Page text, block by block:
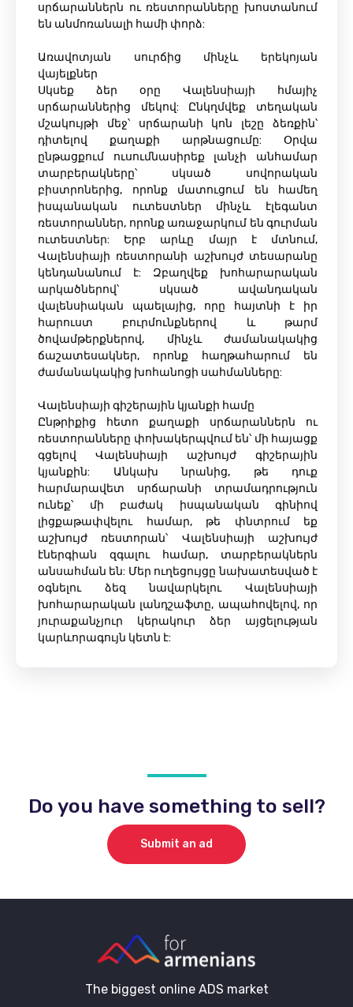
սրճարաններն ու ռեստորանները խոստանում
են անմոռանալի համի փորձ:
Առավոտյան սուրճից մինչև երեկոյան
վայելքներ
Սկսեք ձեր օրը Վալենսիայի հմայիչ
սրճարաններից մեկով: Ընկղմվեք տեղական
մշակույթի մեջ՝ սրճարանի կոն լեշը ձեռքին՝
դիտելով քաղաքի արթնացումը: Օրվա
ընթացքում ուսումնասիրեք լանչի անհամար
տարբերակները՝ սկսած սովորական
բիստրոներից, որոնք մատուցում են համեղ
իսպանական ուտեստներ մինչև էլեգանտ
ռեստորաններ, որոնք առաջարկում են գուրման
ուտեստներ: Երբ արևը մայր է մտնում,
Վալենսիայի ռեստորանի աշխույժ տեսարանը
կենդանանում է: Զբաղվեք խոհարարական
արկածներով՝ սկսած ավանդական
վալենսիական պաելայից, որը հայտնի է իր
հարուստ բուրմունքներով և թարմ
ծովամթերքներով, մինչև ժամանակակից
ճաշատեսակներ, որոնք հաղթահարում են
ժամանակակից խոհանոցի սահմանները:
Վալենսիայի գիշերային կյանքի համը
Ընթրիքից հետո քաղաքի սրճարաններն ու
ռեստորանները փոխակերպվում են՝ մի հայացք
գցելով Վալենսիայի աշխույժ գիշերային
կյանքին: Անկախ նրանից, թե դուք
հարմարավետ սրճարանի տրամադրություն
ունեք՝ մի բաժակ իսպանական գինիով
լիցքաթափվելու համար, թե փնտրում եք
աշխույժ ռեստորան՝ Վալենսիայի աշխույժ
էներգիան զգալու համար, տարբերակներն
անսահման են: Մեր ուղեցույցը նախատեսված է
օգնելու ձեզ նավարկելու Վալենսիայի
խոհարարական լանդշաֆտը, ապահովելով, որ
յուրաքանչյուր կերակուր ձեր այցելության
կարևորագույն կետն է:
Do you have something to sell?
Submit an ad
The biggest online ADS market